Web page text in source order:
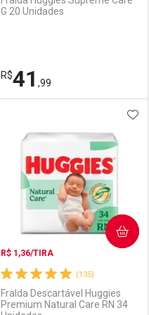
Comprar sem Desconto
Por R$ 85,16/cada
Por R$ 85,16/cada
G 20 Unidades
R$41 ,99
Laboratório
Por Menos
AOS FAVORITOS
(135)
R$ 1,36/TIRA
Fralda Descartável Huggies
Premium Natural Care RN 34
COMPRAR